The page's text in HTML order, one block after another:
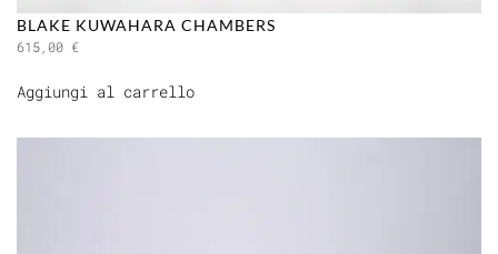
BLAKE KUWAHARA CHAMBERS
615,00 €
Aggiungi al carrello